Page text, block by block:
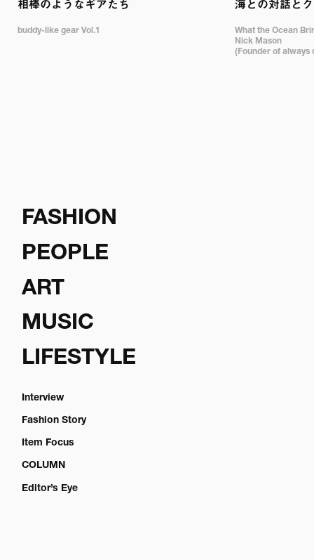
相棒のようなギアたち
buddy-like gear Vol.1
海との対話と
What the Ocean
Nick Mason
(Founder of always
FASHION
PEOPLE
ART
MUSIC
LIFESTYLE
Interview
Fashion Story
Item Focus
COLUMN
Editor’s Eye